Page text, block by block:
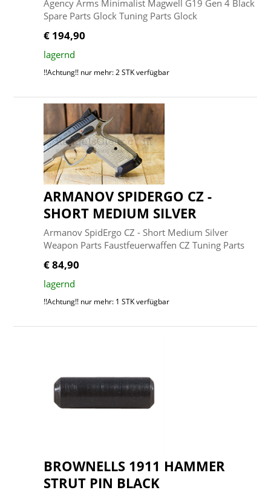
Agency Arms Minimalist Magwell G19 Gen 4 Black
Spare Parts Glock Tuning Parts Glock
€ 194,90
lagernd
!!Achtung!! nur mehr: 2 STK verfügbar
ARMANOV SPIDERGO CZ -
SHORT MEDIUM SILVER
Armanov SpidErgo CZ - Short Medium Silver
Weapon Parts Faustfeuerwaffen CZ Tuning Parts
€ 84,90
lagernd
!!Achtung!! nur mehr: 1 STK verfügbar
BROWNELLS 1911 HAMMER
STRUT PIN BLACK